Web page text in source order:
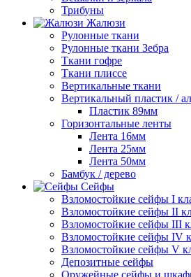
Трибуны
Жалюзи
Рулонные ткани
Рулонные ткани Зебра
Ткани гофре
Ткани плиссе
Вертикальные ткани
Вертикальный пластик /
Пластик 89мм
Горизонтальные ленты
Лента 16мм
Лента 25мм
Лента 50мм
Бамбук / дерево
Сейфы
Взломостойкие сейфы I
Взломостойкие сейфы II
Взломостойкие сейфы III
Взломостойкие сейфы IV
Взломостойкие сейфы V
Депозитные сейфы
Оружейные сейфы и